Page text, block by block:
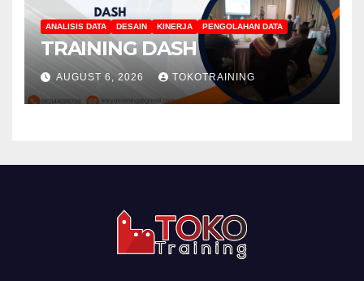
ANALISIS DATA DESAIN KINERJA PENGOLAHAN DATA
TRAINING DASH
AUGUST 6, 2026 TOKOTRAINING